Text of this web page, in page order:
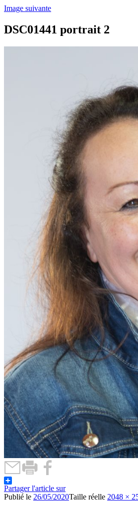
Image suivante
DSC01441 portrait 2
Partager l'article sur
Publié le 26/05/2020Taille réelle 2048 ×